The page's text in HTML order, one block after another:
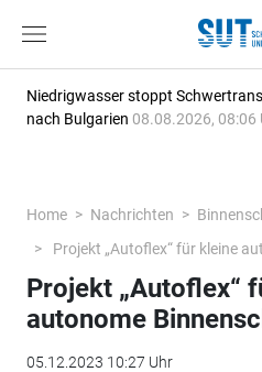
Niedrigwasser stoppt
nach Bulgarien 08.08.2026, 08:06
Home Nachrichten
Projekt „Autoflex“ für kleine
Projekt „Autoflex“
autonome
05.12.2023 10:27 Uhr